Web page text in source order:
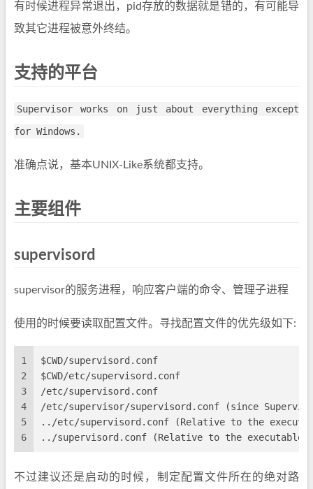
有时候进程异常退出，pid存放的数据就是错的，有可能导
致其它进程被意外终结。
支持的平台
Supervisor works on just about everything except
for Windows.
准确点说，基本UNIX-Like系统都支持。
主要组件
supervisord
supervisor的服务进程，响应客户端的命令、管理子进程
使用的时候要读取配置文件。寻找配置文件的优先级如下:
1
2
3
4
5
6
$CWD/supervisord.conf
$CWD/etc/supervisord.conf
/etc/supervisord.conf
/etc/supervisor/supervisord.conf (since
../etc/supervisord.conf (Relative to the
../supervisord.conf (Relative to the executable)
不过建议还是启动的时候，制定配置文件所在的绝对路